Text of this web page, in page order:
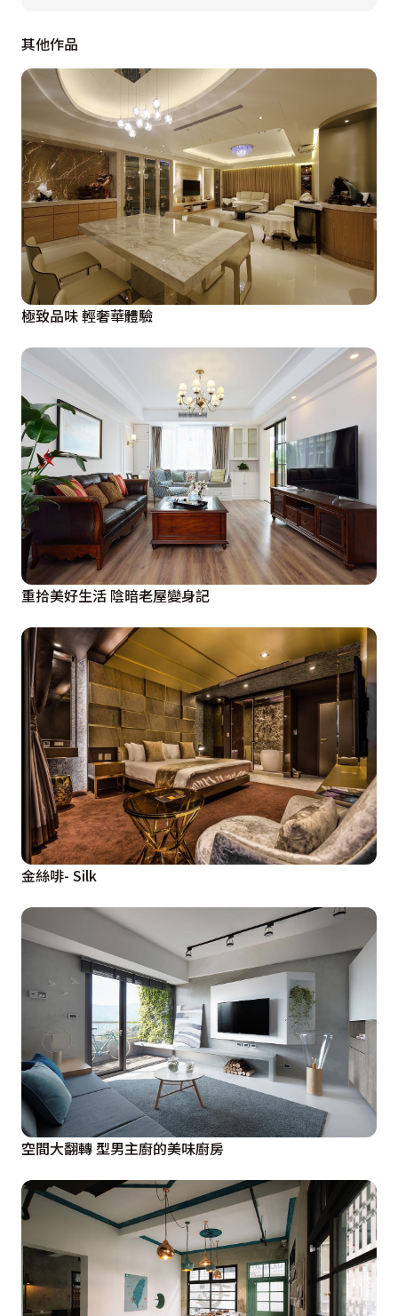
其他作品
極致品味 輕奢華體驗
重拾美好生活 陰暗老屋變身記
金絲啡- Silk
空間大翻轉 型男主廚的美味廚房